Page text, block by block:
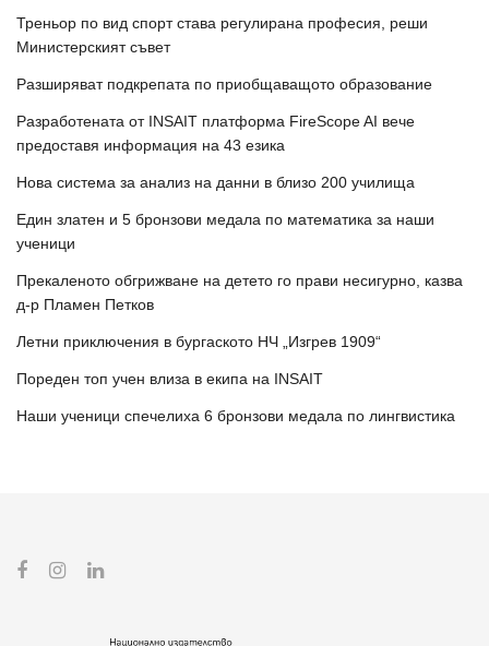
Треньор по вид спорт става регулирана професия, реши
Министерският съвет
Разширяват подкрепата по приобщаващото образование
Разработената от INSAIT платформа FireScope AI вече
предоставя информация на 43 езика
Нова система за анализ на данни в близо 200 училища
Един златен и 5 бронзови медала по математика за наши
ученици
Прекаленото обгрижване на детето го прави несигурно, казва
д-р Пламен Петков
Летни приключения в бургаското НЧ „Изгрев 1909“
Пореден топ учен влиза в екипа на INSAIT
Наши ученици спечелиха 6 бронзови медала по лингвистика